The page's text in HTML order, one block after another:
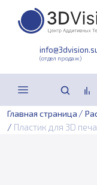
(отдел продаж)
Главная страница /
/ Пластик для 3D